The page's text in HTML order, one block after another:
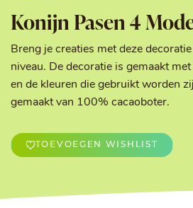
Konijn Pasen 4
Breng je creaties met deze
niveau. De decoratie is gemaakt
en de kleuren die gebruikt worden
gemaakt van 100% cacaoboter.
TOEVOEGEN WISHLIST